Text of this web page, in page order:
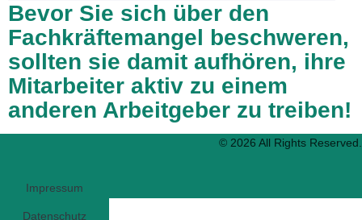
Bevor Sie sich über den
Fachkräftemangel beschweren,
sollten sie damit aufhören, ihre
Mitarbeiter aktiv zu einem
anderen Arbeitgeber zu treiben!
© 2026 All Rights Reserved.
Impressum
Datenschutz